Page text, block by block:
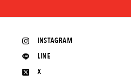
INSTAGRAM
LINE
X